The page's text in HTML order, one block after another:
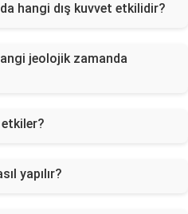
hangi dış kuvvet etkilidir?
jeolojik zamanda
yapılır?